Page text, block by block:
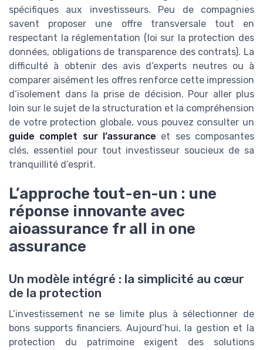
spécifiques aux investisseurs. Peu de compagnies
savent proposer une offre transversale tout en
respectant la réglementation (loi sur la protection des
données, obligations de transparence des contrats). La
difficulté à obtenir des avis d’experts neutres ou à
comparer aisément les offres renforce cette impression
d’isolement dans la prise de décision. Pour aller plus
loin sur le sujet de la structuration et la compréhension
de votre protection globale, vous pouvez consulter un
guide complet sur l’assurance et ses composantes
clés, essentiel pour tout investisseur soucieux de sa
tranquillité d’esprit.
L’approche tout-en-un : une
réponse innovante avec
aioassurance fr all in one
assurance
Un modèle intégré : la simplicité au cœur
de la protection
L’investissement ne se limite plus à sélectionner de
bons supports financiers. Aujourd’hui, la gestion et la
protection du patrimoine exigent des solutions